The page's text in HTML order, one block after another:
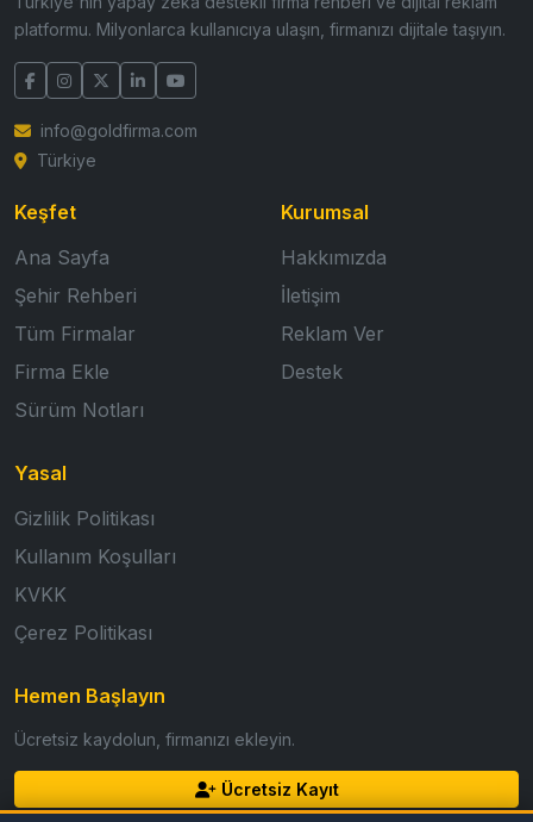
platformu. Milyonlarca kullanıcıya ulaşın, firmanızı dijitale taşıyın.
info@goldfirma.com
Türkiye
Keşfet
Ana Sayfa
Şehir Rehberi
Tüm Firmalar
Firma Ekle
Sürüm Notları
Kurumsal
Hakkımızda
İletişim
Reklam Ver
Destek
Yasal
Gizlilik Politikası
Kullanım Koşulları
KVKK
Çerez Politikası
Hemen Başlayın
Ücretsiz kaydolun, firmanızı ekleyin.
Ücretsiz Kayıt